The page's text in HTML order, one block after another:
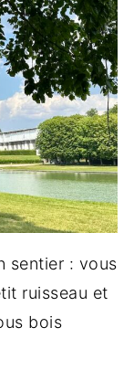
sentier : vous
ruisseau et
bois